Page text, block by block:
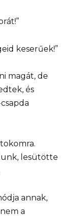
keserűek!”
magát, de
és
lesütötte
annak,
a